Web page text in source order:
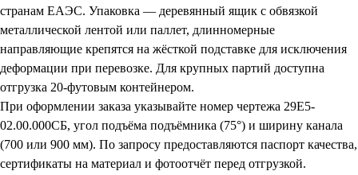
странам ЕАЭС. Упаковка — деревянный ящик с обвязкой
металлической лентой или паллет, длинномерные
направляющие крепятся на жёсткой подставке для исключения
деформации при перевозке. Для крупных партий доступна
отгрузка 20-футовым контейнером.
При оформлении заказа указывайте номер чертежа 29Е5-
02.00.000СБ, угол подъёма подъёмника (75°) и ширину канала
(700 или 900 мм). По запросу предоставляются паспорт качества,
сертификаты на материал и фотоотчёт перед отгрузкой.